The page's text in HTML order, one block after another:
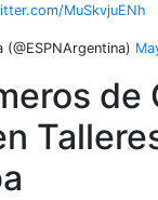
MuSkvjuENh
de